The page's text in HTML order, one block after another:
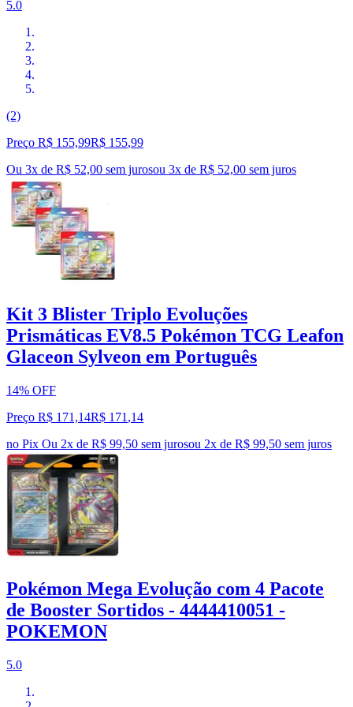
5.0
(2)
Preço R$ 155,99R$ 155,99
Ou 3x de R$ 52,00 sem jurosou 3x de R$ 52,00 sem juros
Kit 3 Blister Triplo Evoluções
Prismáticas EV8.5 Pokémon TCG Leafon
Glaceon Sylveon em Português
14% OFF
Preço R$ 171,14R$ 171 ,14
no Pix Ou 2x de R$ 99,50 sem jurosou 2x de R$ 99,50 sem juros
Pokémon Mega Evolução com 4 Pacote
de Booster Sortidos - 4444410051 -
POKEMON
5.0